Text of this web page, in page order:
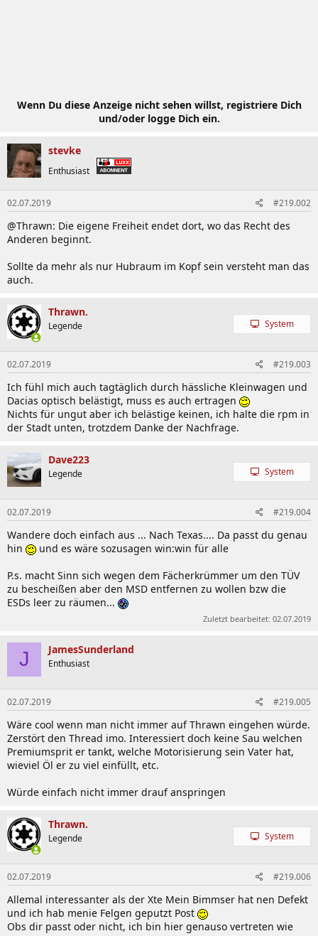
Wenn Du diese Anzeige nicht sehen willst, registriere Dich
und/oder logge Dich ein.
stevke
Enthusiast
02.07.2019 #219.002
@Thrawn: Die eigene Freiheit endet dort, wo das Recht des
Anderen beginnt.
Sollte da mehr als nur Hubraum im Kopf sein versteht man das
auch.
Thrawn.
Legende System
02.07.2019 #219.003
Ich fühl mich auch tagtäglich durch hässliche Kleinwagen und
Dacias optisch belästigt, muss es auch ertragen
Nichts für ungut aber ich belästige keinen, ich halte die rpm in
der Stadt unten, trotzdem Danke der Nachfrage.
Dave223
Legende System
02.07.2019 #219.004
Wandere doch einfach aus ... Nach Texas.... Da passt du genau
hin
und es wäre sozusagen win:win für alle
P.s. macht Sinn sich wegen dem Fächerkrümmer um den TÜV
zu bescheißen aber den MSD entfernen zu wollen bzw die
ESDs leer zu räumen...
Zuletzt bearbeitet: 02.07.2019
J JamesSunderland
Enthusiast
02.07.2019 #219.005
Wäre cool wenn man nicht immer auf Thrawn eingehen würde.
Zerstört den Thread imo. Interessiert doch keine Sau welchen
Premiumsprit er tankt, welche Motorisierung sein Vater hat,
wieviel Öl er zu viel einfüllt, etc.
Würde einfach nicht immer drauf anspringen
Thrawn.
Legende System
02.07.2019 #219.006
Allemal interessanter als der Xte Mein Bimmser hat nen Defekt
und ich hab menie Felgen geputzt Post
Obs dir passt oder nicht, ich bin hier genauso vertreten wie